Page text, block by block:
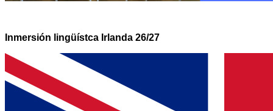
Inmersión lingüístca Irlanda 26/27